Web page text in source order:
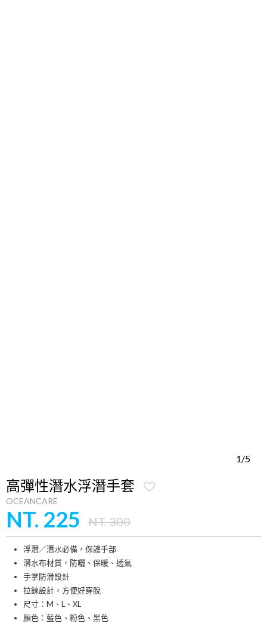
1/5
高彈性潛水浮潛手套
OCEANCARE
NT. 225 NT. 300
浮潛／潛水必備，保護手部
潛水布材質，防曬、保暖、透氣
手掌防滑設計
拉鍊設計，方便好穿脫
尺寸：M、L、XL
顏色：藍色、粉色、黑色